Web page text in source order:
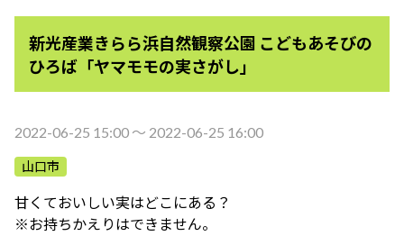
自然環境を守る
生活環境を守る（大気・水）
新光産業きらら浜自然観察公園 こどもあそびの
ひろば「ヤマモモの実さがし」
2022-06-25 15:00 〜 2022-06-25 16:00
山口市
甘くておいしい実はどこにある？
※お持ちかえりはできません。